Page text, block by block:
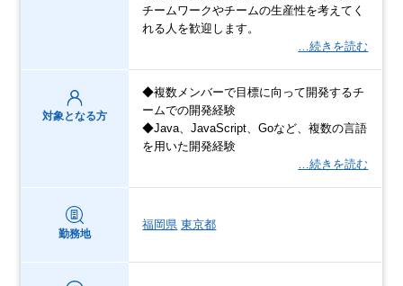
チームワークやチームの生産性を考えてく
れる人を歓迎します。
…続きを読む
対象となる方
◆複数メンバーで目標に向って開発するチ
ームでの開発経験
◆Java、JavaScript、Goなど、複数の言語
を用いた開発経験
…続きを読む
勤務地
福岡県 東京都